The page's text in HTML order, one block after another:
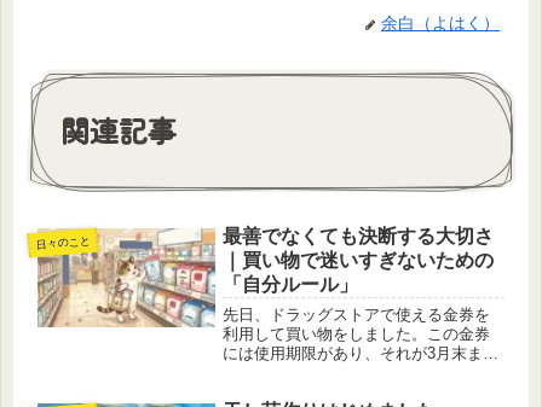
余白（よはく）
関連記事
日々のこと
最善でなくても決断する大切さ
｜買い物で迷いすぎないための
「自分ルール」
先日、ドラッグストアで使える金券を
利用して買い物をしました。この金券
には使用期限があり、それが3月末まで